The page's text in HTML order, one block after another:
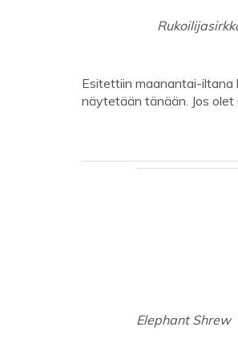
Esitettiin maanantai-iltana
näytetään tänään. Jos
Elephant Shrew